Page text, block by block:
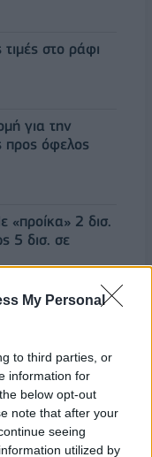
My Personal
to third parties, or
information for
below opt-out
note that after your
seeing
utilized by
τιμές στο ράφι
για την
προς όφελος
«προίκα» 2 δισ.
5 δισ. σε
η